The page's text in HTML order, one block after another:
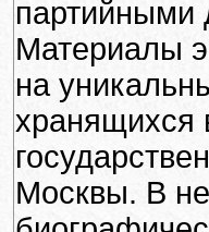
Материалы
на
хранящихся
Москвы. В